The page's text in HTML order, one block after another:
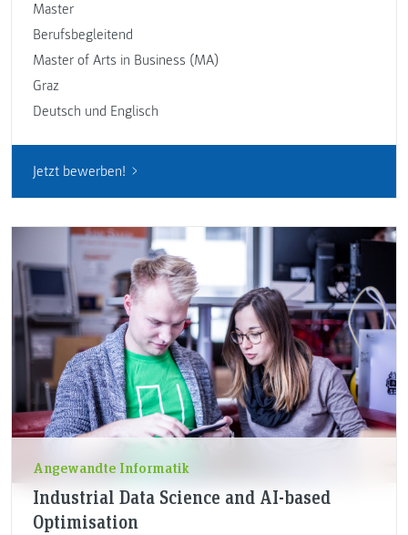
Master
Berufsbegleitend
Master of Arts in Business (MA)
Graz
Deutsch und Englisch
Jetzt bewerben!
Angewandte Informatik
Industrial Data Science and AI-based
Optimisation